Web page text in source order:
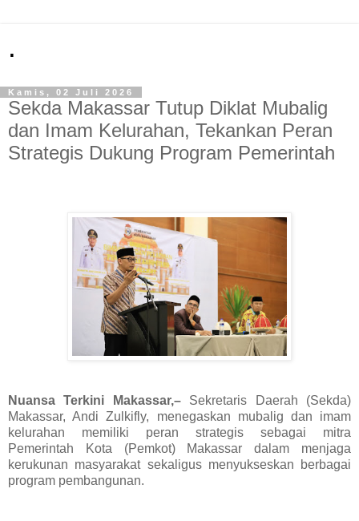
.
Kamis, 02 Juli 2026
Sekda Makassar Tutup Diklat Mubalig
dan Imam Kelurahan, Tekankan Peran
Strategis Dukung Program Pemerintah
Nuansa Terkini Makassar,–Sekretaris Daerah (Sekda)
Makassar, Andi Zulkifly, menegaskan mubalig dan imam
kelurahan memiliki peran strategis sebagai mitra
Pemerintah Kota (Pemkot) Makassar dalam menjaga
kerukunan masyarakat sekaligus menyukseskan berbagai
program pembangunan.